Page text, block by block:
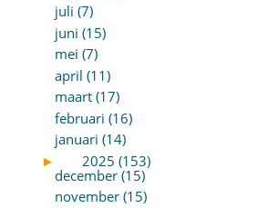
juli (7)
juni (15)
mei (7)
april (11)
maart (17)
februari (16)
januari (14)
►
2025 (153)
december (15)
november (15)